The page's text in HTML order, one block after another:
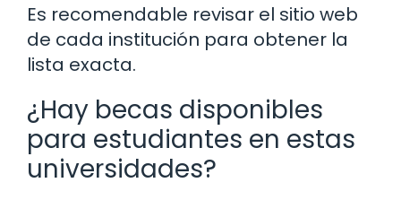
Es recomendable revisar el sitio web
de cada institución para obtener la
lista exacta.
¿Hay becas disponibles
para estudiantes en estas
universidades?